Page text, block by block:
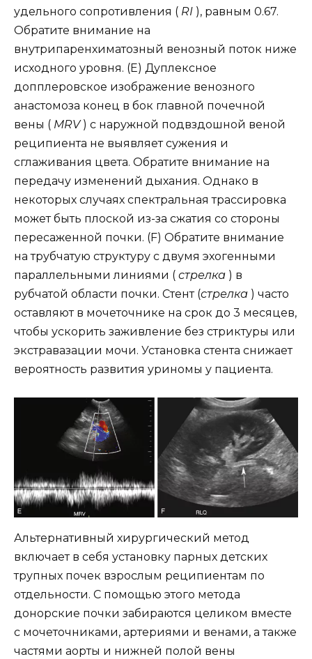
удельного сопротивления ( RI ), равным 0.67.
Обратите внимание на
внутрипаренхиматозный венозный поток ниже
исходного уровня. (E) Дуплексное
допплеровское изображение венозного
анастомоза конец в бок главной почечной
вены ( MRV) с наружной подвздошной веной
реципиента не выявляет сужения и
сглаживания цвета. Обратите внимание на
передачу изменений дыхания. Однако в
некоторых случаях спектральная трассировка
может быть плоской из-за сжатия со стороны
пересаженной почки. (F) Обратите внимание
на трубчатую структуру с двумя эхогенными
параллельными линиями ( стрелка ) в
рубчатой области почки. Стент (стрелка ) часто
оставляют в мочеточнике на срок до 3 месяцев,
чтобы ускорить заживление без стриктуры или
экстравазации мочи. Установка стента снижает
вероятность развития уриномы у пациента.
Альтернативный хирургический метод
включает в себя установку парных детских
трупных почек взрослым реципиентам по
отдельности. С помощью этого метода
донорские почки забираются целиком вместе
с мочеточниками, артериями и венами, а также
частями аорты и нижней полой вены